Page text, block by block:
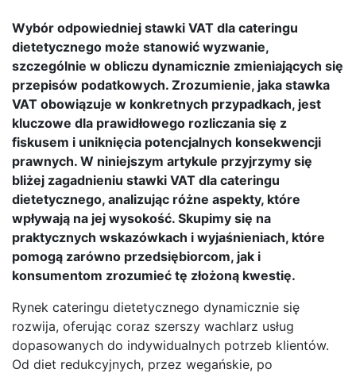
Wybór odpowiedniej stawki VAT dla cateringu
dietetycznego może stanowić wyzwanie,
szczególnie w obliczu dynamicznie zmieniających się
przepisów podatkowych. Zrozumienie, jaka stawka
VAT obowiązuje w konkretnych przypadkach, jest
kluczowe dla prawidłowego rozliczania się z
fiskusem i uniknięcia potencjalnych konsekwencji
prawnych. W niniejszym artykule przyjrzymy się
bliżej zagadnieniu stawki VAT dla cateringu
dietetycznego, analizując różne aspekty, które
wpływają na jej wysokość. Skupimy się na
praktycznych wskazówkach i wyjaśnieniach, które
pomogą zarówno przedsiębiorcom, jak i
konsumentom zrozumieć tę złożoną kwestię.
Rynek cateringu dietetycznego dynamicznie się
rozwija, oferując coraz szerszy wachlarz usług
dopasowanych do indywidualnych potrzeb klientów.
Od diet redukcyjnych, przez wegańskie, po